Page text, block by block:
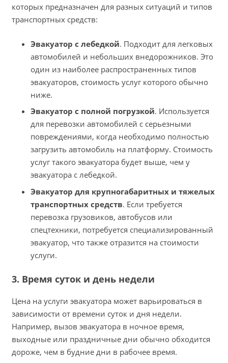
которых предназначен для разных ситуаций и типов
транспортных средств:
Эвакуатор с лебедкой. Подходит для легковых
автомобилей и небольших внедорожников. Это
один из наиболее распространенных типов
эвакуаторов, стоимость услуг которого обычно
ниже.
Эвакуатор с полной погрузкой. Используется
для перевозки автомобилей с серьезными
повреждениями, когда необходимо полностью
загрузить автомобиль на платформу. Стоимость
услуг такого эвакуатора будет выше, чем у
эвакуатора с лебедкой.
Эвакуатор для крупногабаритных и тяжелых
транспортных средств. Если требуется
перевозка грузовиков, автобусов или
спецтехники, потребуется специализированный
эвакуатор, что также отразится на стоимости
услуги.
3. Время суток и день недели
Цена на услуги эвакуатора может варьироваться в
зависимости от времени суток и дня недели.
Например, вызов эвакуатора в ночное время,
выходные или праздничные дни обычно обходится
дороже, чем в будние дни в рабочее время.